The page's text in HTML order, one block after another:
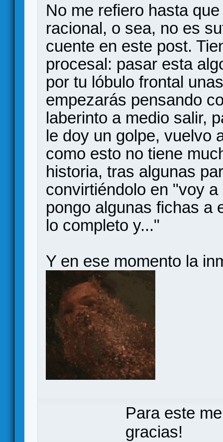
No me refiero hasta
racional, o sea, no es
cuente en este post.
procesal: pasar esta
por tu lóbulo frontal
empezarás pensando
laberinto a medio salir,
le doy un golpe, vuelvo
como esto no tiene
historia, tras algunas
convirtiéndolo en "voy
pongo algunas fichas a
lo completo y..."
Y en ese momento la
Para este
gracias!